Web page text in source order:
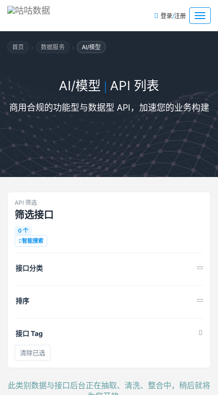
菜
单
登录/注册
首页 › 数据服务 › AI/模型
AI/模型 | API 列表
商用合规的功能型与数据型 API，加速您的业务构建
API 筛选
筛选接口
0 个
智能搜索
接口分类
排序
接口 Tag
清除已选
此类别数据与接口后台正在抽取、清洗、整合中，稍后就将